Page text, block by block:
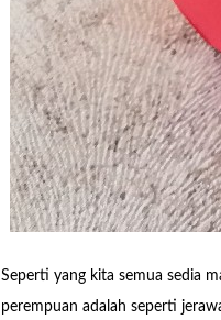
Seperti yang kita semua sedia
perempuan adalah seperti